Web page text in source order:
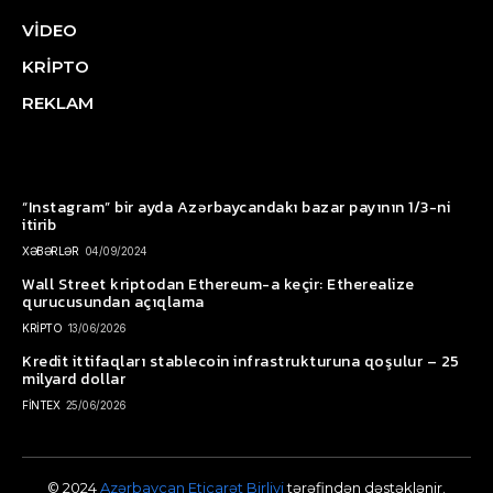
VİDEO
KRİPTO
REKLAM
“Instagram” bir ayda Azərbaycandakı bazar payının 1/3-ni
itirib
XƏBƏRLƏR 04/09/2024
Wall Street kriptodan Ethereum-a keçir: Etherealize
qurucusundan açıqlama
KRİPTO 13/06/2026
Kredit ittifaqları stablecoin infrastrukturuna qoşulur – 25
milyard dollar
FİNTEX 25/06/2026
© 2024Azərbaycan Eticarət Birliyitərəfindən dəstəklənir.